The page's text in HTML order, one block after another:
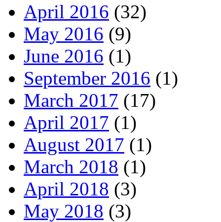
April 2016 (32)
May 2016 (9)
June 2016 (1)
September 2016 (1)
March 2017 (17)
April 2017 (1)
August 2017 (1)
March 2018 (1)
April 2018 (3)
May 2018 (3)